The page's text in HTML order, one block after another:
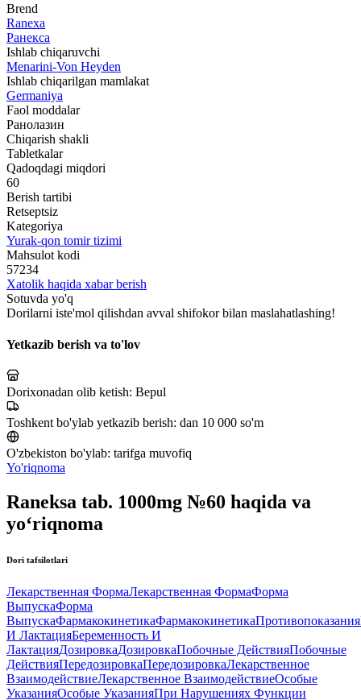
Brend
Ranexa
Ранекса
Ishlab chiqaruvchi
Menarini-Von Heyden
Ishlab chiqarilgan mamlakat
Germaniya
Faol moddalar
Ранолазин
Chiqarish shakli
Tabletkalar
Qadoqdagi miqdori
60
Berish tartibi
Retseptsiz
Kategoriya
Yurak-qon tomir tizimi
Mahsulot kodi
57234
Xatolik haqida xabar berish
Sotuvda yo'q
Dorilarni iste'mol qilishdan avval shifokor bilan maslahatlashing!
Yetkazib berish va to'lov
Dorixonadan olib ketish: Bepul
Toshkent bo'ylab yetkazib berish: dan 10 000 so'm
O'zbekiston bo'ylab: tarifga muvofiq
Yo'riqnoma
Raneksa tab. 1000mg №60 haqida va
yo‘riqnoma
Dori tafsilotlari
Лекарственная ФормаЛекарственная ФормаФорма
ВыпускаФорма
ВыпускаФармакокинетикаФармакокинетикаПротивопоказания
И ЛактацияБеременность И
ЛактацияДозировкаДозировкаПобочные ДействияПобочные
ДействияПередозировкаПередозировкаЛекарственное
ВзаимодействиеЛекарственное ВзаимодействиеОсобые
УказанияОсобые УказанияПри Нарушениях Функции